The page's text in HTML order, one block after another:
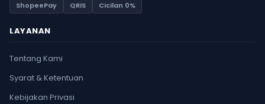
ShopeePay
QRIS Cicilan 0%
LAYANAN
Tentang Kami
Syarat & Ketentuan
Kebijakan Privasi